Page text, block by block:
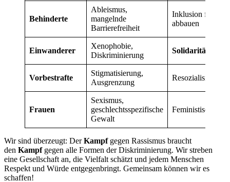
Behinderte
Ableismus,
mangelnde
Barrierefreiheit
Inklusion
abbauen
Einwanderer
Xenophobie,
Diskriminierung
Solidarität
Vorbestrafte
Stigmatisierung,
Ausgrenzung
Resozialisierung
Frauen
Sexismus,
geschlechtsspezifische
Gewalt
Feministische
Wir sind überzeugt: DerKampfgegen Rassismus braucht
den Kampfgegen alle Formen der Diskriminierung. Wir streben
eine Gesellschaft an, die Vielfalt schätzt und jedem Menschen
Respekt und Würde entgegenbringt. Gemeinsam können wir es
schaffen!